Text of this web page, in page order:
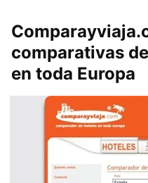
comparativas
en toda Europa